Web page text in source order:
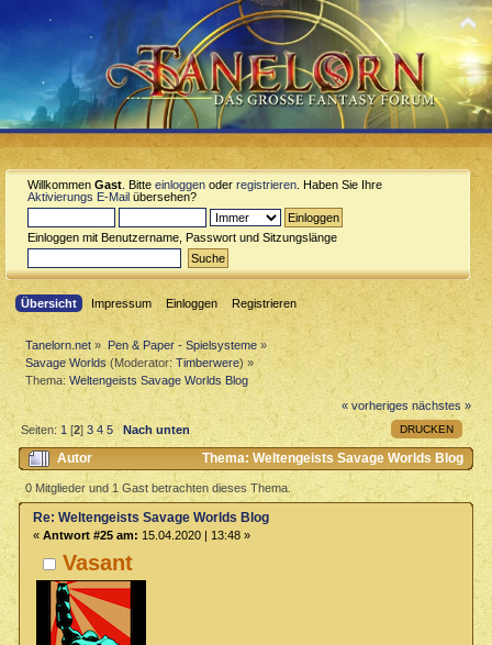
Willkommen Gast . Bitte einloggen oder registrieren . Haben Sie Ihre
Aktivierungs E-Mail übersehen?
Einloggen mit Benutzername, Passwort und Sitzungslänge
Übersicht Impressum Einloggen Registrieren
Tanelorn.net » Pen & Paper - Spielsysteme»
Savage Worlds(Moderator:Timberwere) »
Thema:Weltengeists Savage Worlds Blog
« vorheriges nächstes »
DRUCKEN
Seiten:1 [2]3 4 5 Nach unten
Autor
Thema: Weltengeists Savage Worlds Blog
(Gelesen 21716 mal)
0 Mitglieder und 1 Gast betrachten dieses Thema.
Vasant
Re: Weltengeists Savage Worlds Blog
« Antwort #25 am: 15.04.2020 | 13:48 »